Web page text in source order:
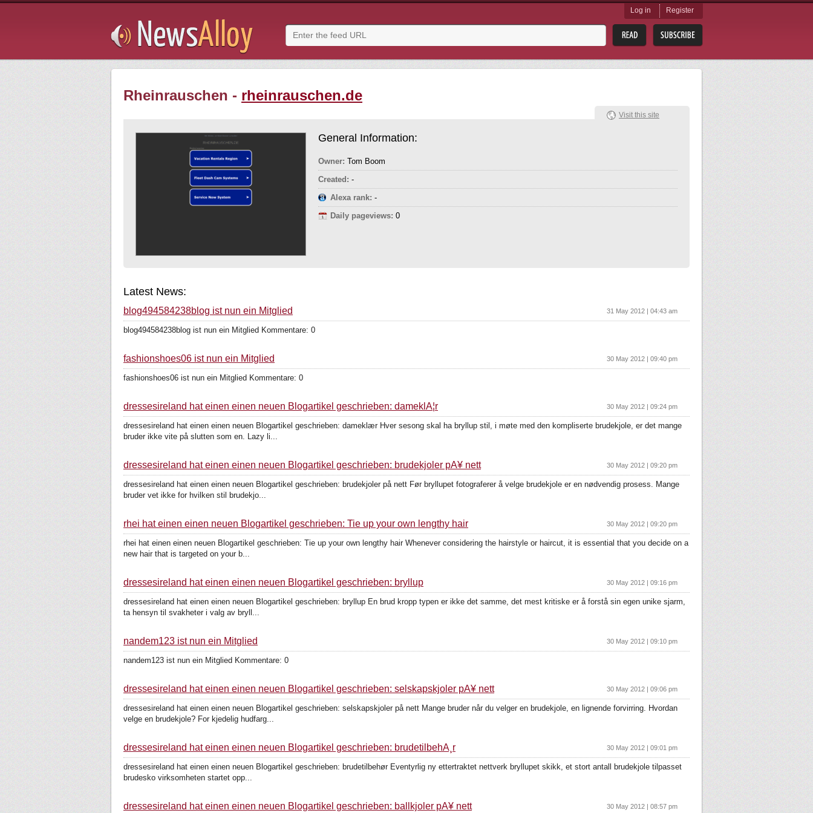
Log in Register
Rheinrauschen - rheinrauschen.de
General Information:
Owner: Tom Boom
Created: -
Alexa rank: -
Daily pageviews: 0
Visit this site
Latest News:
blog494584238blog ist nun ein Mitglied 31 May 2012 | 04:43 am
blog494584238blog ist nun ein Mitglied Kommentare: 0
fashionshoes06 ist nun ein Mitglied 30 May 2012 | 09:40 pm
fashionshoes06 ist nun ein Mitglied Kommentare: 0
dressesireland hat einen einen neuen Blogartikel geschrieben: dameklÃ¦r 30 May 2012 | 09:24 pm
dressesireland hat einen einen neuen Blogartikel geschrieben: dameklær Hver sesong skal ha bryllup stil, i møte med den kompliserte brudekjole, er det mange
bruder ikke vite på slutten som en. Lazy li...
dressesireland hat einen einen neuen Blogartikel geschrieben: brudekjoler pÃ¥ nett 30 May 2012 | 09:20 pm
dressesireland hat einen einen neuen Blogartikel geschrieben: brudekjoler på nett Før bryllupet fotograferer å velge brudekjole er en nødvendig prosess. Mange
bruder vet ikke for hvilken stil brudekjo...
rhei hat einen einen neuen Blogartikel geschrieben: Tie up your own lengthy hair 30 May 2012 | 09:20 pm
rhei hat einen einen neuen Blogartikel geschrieben: Tie up your own lengthy hair Whenever considering the hairstyle or haircut, it is essential that you decide on a
new hair that is targeted on your b...
dressesireland hat einen einen neuen Blogartikel geschrieben: bryllup 30 May 2012 | 09:16 pm
dressesireland hat einen einen neuen Blogartikel geschrieben: bryllup En brud kropp typen er ikke det samme, det mest kritiske er å forstå sin egen unike sjarm,
ta hensyn til svakheter i valg av bryll...
nandem123 ist nun ein Mitglied 30 May 2012 | 09:10 pm
nandem123 ist nun ein Mitglied Kommentare: 0
dressesireland hat einen einen neuen Blogartikel geschrieben: selskapskjoler pÃ¥ nett 30 May 2012 | 09:06 pm
dressesireland hat einen einen neuen Blogartikel geschrieben: selskapskjoler på nett Mange bruder når du velger en brudekjole, en lignende forvirring. Hvordan
velge en brudekjole? For kjedelig hudfarg...
dressesireland hat einen einen neuen Blogartikel geschrieben: brudetilbehÃ¸r 30 May 2012 | 09:01 pm
dressesireland hat einen einen neuen Blogartikel geschrieben: brudetilbehør Eventyrlig ny ettertraktet nettverk bryllupet skikk, et stort antall brudekjole tilpasset
brudesko virksomheten startet opp...
dressesireland hat einen einen neuen Blogartikel geschrieben: ballkjoler pÃ¥ nett 30 May 2012 | 08:57 pm